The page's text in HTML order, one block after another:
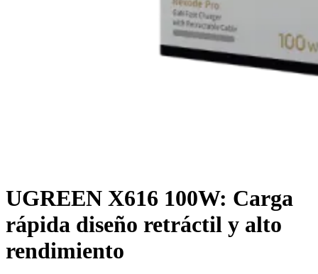
UGREEN X616 100W: Carga
rápida diseño retráctil y alto
rendimiento